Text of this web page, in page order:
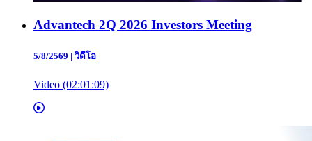
Advantech 2Q 2026 Investors Meeting
5/8/2569 |วิดีโอ
Video (02:01:09)